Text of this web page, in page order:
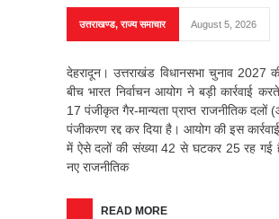
उत्तराखण्ड,राज्य समाचार August 5, 2026
देहरादून। उत्तराखंड विधानसभा चुनाव 2027
बीच भारत निर्वाचन आयोग ने बड़ी कार्रवाई
17 पंजीकृत गैर-मान्यता प्राप्त राजनीतिक दलों
पंजीकरण रद्द कर दिया है। आयोग की इस
में ऐसे दलों की संख्या 42 से घटकर 25 रह गई
नए राजनीतिक
READ MORE